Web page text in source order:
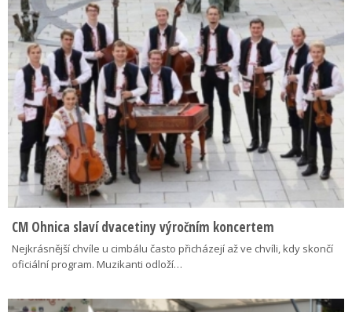
CM Ohnica slaví dvacetiny výročním koncertem
Nejkrásnější chvíle u cimbálu často přicházejí až ve chvíli, kdy skončí
oficiální program. Muzikanti odloží…